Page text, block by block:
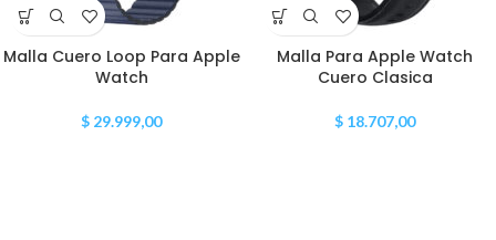
Malla Cuero Loop Para Apple
Watch
$ 29.999,00
Malla Para Apple Watch
Cuero Clasica
$ 18.707,00